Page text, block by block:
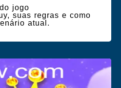
jogo
suas regras e como
atual.